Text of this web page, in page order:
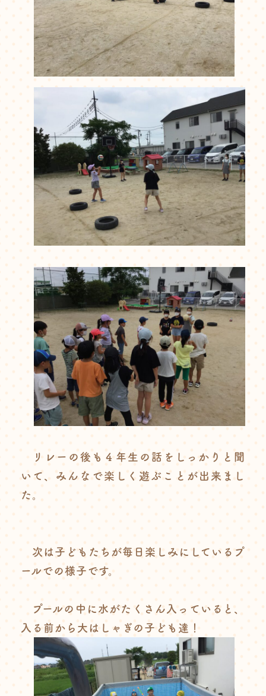
リレーの後も４年生の話をしっかりと聞
いて、みんなで楽しく遊ぶことが出来まし
た。
次は子どもたちが毎日楽しみにしているプ
ールでの様子です。
プールの中に水がたくさん入っていると、
入る前から大はしゃぎの子ども達！